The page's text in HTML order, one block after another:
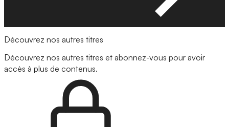
Découvrez nos autres titres
Découvrez nos autres titres et abonnez-vous pour avoir
accès à plus de contenus.